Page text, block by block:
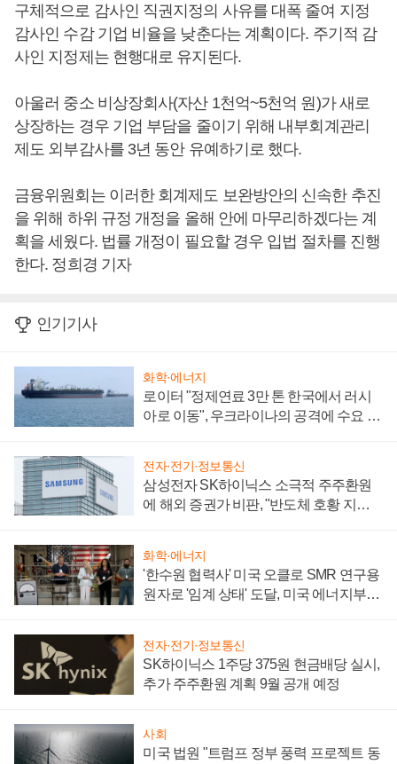
구체적으로 감사인 직권지정의 사유를 대폭 줄여 지정
감사인 수감 기업 비율을 낮춘다는 계획이다. 주기적 감
사인 지정제는 현행대로 유지된다.
아울러 중소 비상장회사(자산 1천억~5천억 원)가 새로
상장하는 경우 기업 부담을 줄이기 위해 내부회계관리
제도 외부감사를 3년 동안 유예하기로 했다.
금융위원회는 이러한 회계제도 보완방안의 신속한 추진
을 위해 하위 규정 개정을 올해 안에 마무리하겠다는 계
획을 세웠다. 법률 개정이 필요할 경우 입법 절차를 진행
한다. 정희경 기자
인기기사
화학·에너지
로이터 "정제연료 3만 톤 한국에서 러시
아로 이동", 우크라이나의 공격에 수요 늘
전자·전기·정보통신
삼성전자 SK하이닉스 소극적 주주환원
에 해외 증권가 비판, "반도체 호황 지속
화학·에너지
'한수원 협력사' 미국 오클로 SMR 연구용
원자로 '임계 상태' 도달, 미국 에너지부
전자·전기·정보통신
SK하이닉스 1주당 375원 현금배당 실시,
추가 주주환원 계획 9월 공개 예정
사회
미국 법원 "트럼프 정부 풍력 프로젝트 동